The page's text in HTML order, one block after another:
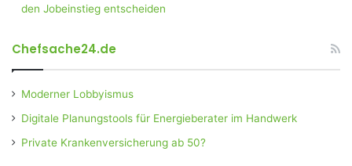
den Jobeinstieg entscheiden
Chefsache24.de
Moderner Lobbyismus
Digitale Planungstools für Energieberater im Handwerk
Private Krankenversicherung ab 50?